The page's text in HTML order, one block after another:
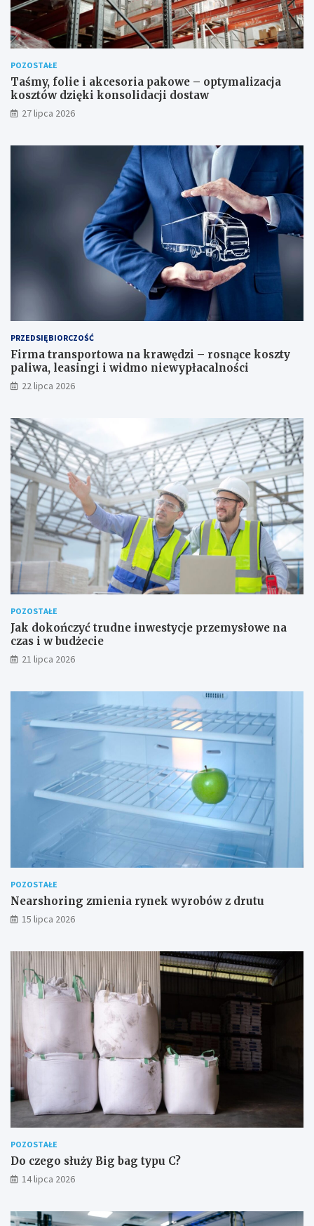
POZOSTAŁE
Taśmy, folie i akcesoria pakowe – optymalizacja
kosztów dzięki konsolidacji dostaw
27 lipca 2026
PRZEDSIĘBIORCZOŚĆ
Firma transportowa na krawędzi – rosnące koszty
paliwa, leasingi i widmo niewypłacalności
22 lipca 2026
POZOSTAŁE
Jak dokończyć trudne inwestycje przemysłowe na
czas i w budżecie
21 lipca 2026
POZOSTAŁE
Nearshoring zmienia rynek wyrobów z drutu
15 lipca 2026
POZOSTAŁE
Do czego służy Big bag typu C?
14 lipca 2026